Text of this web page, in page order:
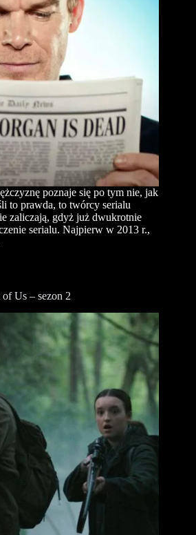
poznaje się po tym nie, jak
to prawda, to twórcy serialu
zaliczają, gdyż już dwukrotnie
serialu. Najpierw w 2013 r.,
Us – sezon 2